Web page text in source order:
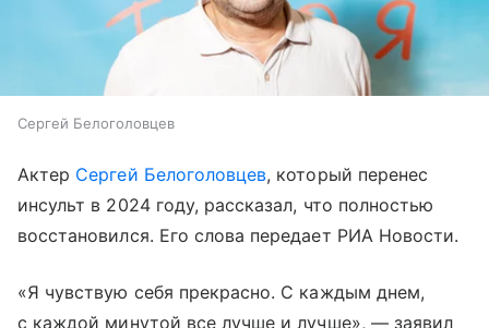
Сергей Белоголовцев
Актер Сергей Белоголовцев, который перенес
инсульт в 2024 году, рассказал, что полностью
восстановился. Его слова передает РИА Новости.
«Я чувствую себя прекрасно. С каждым днем,
с каждой минутой все лучше и лучше», — заявил